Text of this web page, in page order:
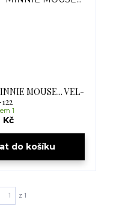
MOUSE... VEL-
Kč
1
do košíku
z 1